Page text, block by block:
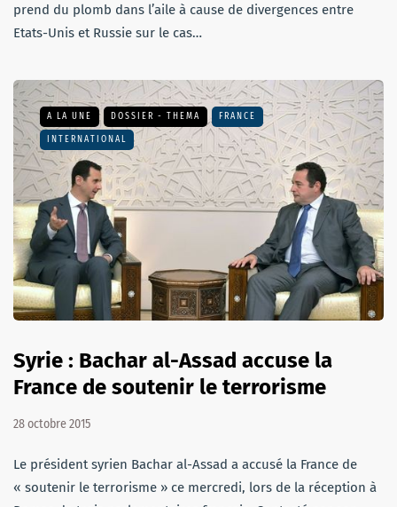
prend du plomb dans l’aile à cause de divergences entre
Etats-Unis et Russie sur le cas…
A LA UNE DOSSIER - THEMA FRANCE
INTERNATIONAL
Syrie : Bachar al-Assad accuse la
France de soutenir le terrorisme
28 octobre 2015
Le président syrien Bachar al-Assad a accusé la France de
« soutenir le terrorisme » ce mercredi, lors de la réception à